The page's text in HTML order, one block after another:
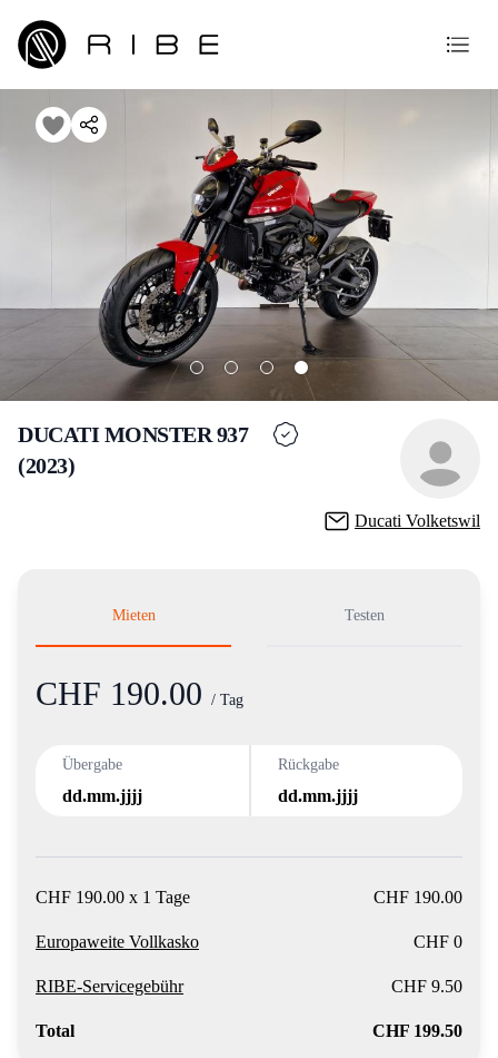
DUCATI MONSTER 937
(2023)
Ducati Volketswil
Mieten Testen
Product information
CHF 190.00 / Tag
Übergabe
dd.mm.jjjj
Rückgabe
dd.mm.jjjj
CHF 190.00 x 1 Tage CHF 190.00
Europaweite Vollkasko CHF 0
RIBE-Servicegebühr CHF 9.50
Total CHF 199.50